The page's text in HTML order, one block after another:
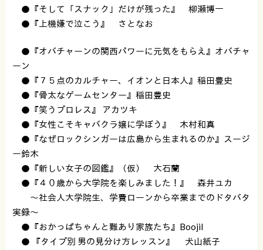
●『そして「スナック」だけが残った』 柳瀬博一
●『上機嫌で泣こう』 さとなお
●『オバチャーンの関西パワーに元気をもらえ』オバチャ
ーン
●『７５点のカルチャー、イオンと日本人』稲田豊史
●『骨太なゲームセンター』稲田豊史
●『笑うプロレス』 アカツキ
●『女性こそキャバクラ嬢に学ぼう』 木村和真
●『なぜロックシンガーは広島から生まれるのか』スージ
ー鈴木
●『新しい女子の図鑑』（仮） 大石蘭
●『４０歳から大学院を楽しみました！』 森井ユカ
〜社会人大学院生、学費ローンから卒業までのドタバタ
実録〜
●『おかっぱちゃんと難あり家族たち』Boojil
● 『タイプ別 男の見分け方レッスン』 犬山紙子